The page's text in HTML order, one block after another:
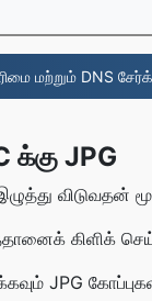
மற்றும் DNS
க்கு JPG
விடுவதன்
கிளிக்
JPG